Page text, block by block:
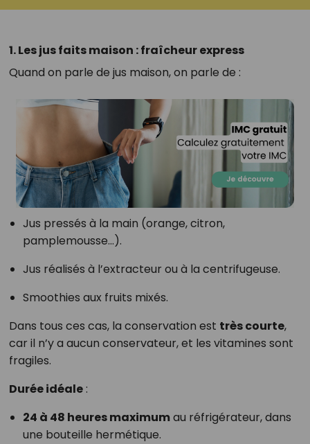
1. Les jus faits maison : fraîcheur express
Quand on parle de jus maison, on parle de :
Jus pressés à la main (orange, citron,
pamplemousse…).
Jus réalisés à l’extracteur ou à la centrifugeuse.
Smoothies aux fruits mixés.
Dans tous ces cas, la conservation est très courte,
car il n’y a aucun conservateur, et les vitamines sont
fragiles.
Durée idéale:
24 à 48 heures maximumau réfrigérateur, dans
une bouteille hermétique.